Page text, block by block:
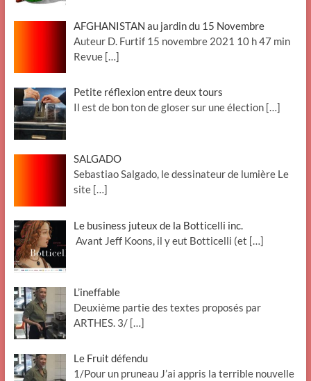
AFGHANISTAN au jardin du 15 Novembre
Auteur D. Furtif 15 novembre 2021 10 h 47 min
Revue […]
Petite réflexion entre deux tours
Il est de bon ton de gloser sur une élection […]
SALGADO
Sebastiao Salgado, le dessinateur de lumière Le
site […]
Le business juteux de la Botticelli inc.
Avant Jeff Koons, il y eut Botticelli (et […]
L’ineffable
Deuxième partie des textes proposés par
ARTHES. 3/ […]
Le Fruit défendu
1/Pour un pruneau J’ai appris la terrible nouvelle